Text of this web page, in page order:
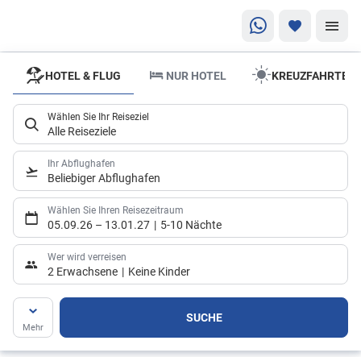
4,7 ⭐ aus 188
Bewertungen,
Kompetenz –
persönlich
vor Ort und
online
Lass uns
gemeinsam
deine
Reiseträume
verwirklichen –
mit MEHRKUR
Reisen an deiner
HOTEL & FLUG NUR HOTEL KREUZFAHRTEN
Wählen Sie Ihr Reiseziel
Alle Reiseziele
Ihr Abflughafen
Beliebiger Abflughafen
Wählen Sie Ihren Reisezeitraum
05.09.26 – 13.01.27 5-10 Nächte
Wer wird verreisen
2 Erwachsene Keine Kinder
Mehr
SUCHE